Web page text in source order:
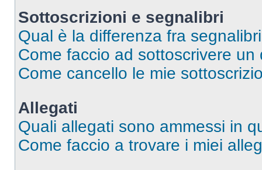
Sottoscrizioni e segnalibri
Qual è la differenza fra
Come faccio ad sottoscrivere
Come cancello le mie
Allegati
Quali allegati sono ammessi in
Come faccio a trovare i miei